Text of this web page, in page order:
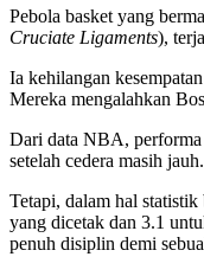
Pebola basket yang
Cruciate Ligaments),
Ia kehilangan
Mereka mengalahkan
Dari data NBA, performa
setelah cedera masih
Tetapi, dalam hal statistik
yang dicetak dan 3.1
penuh disiplin demi